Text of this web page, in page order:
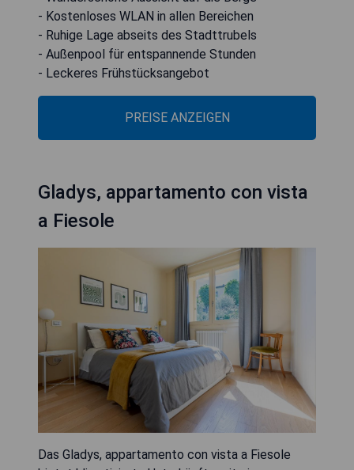
- Kostenloses WLAN in allen Bereichen
- Ruhige Lage abseits des Stadttrubels
- Außenpool für entspannende Stunden
- Leckeres Frühstücksangebot
PREISE ANZEIGEN
Gladys, appartamento con vista
a Fiesole
Das Gladys, appartamento con vista a Fiesole